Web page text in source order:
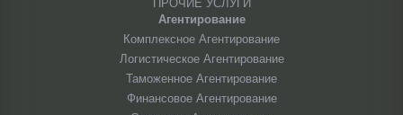
ПРОЧИЕ УСЛУГИ
Агентирование
Комплексное Агентирование
Логистическое Агентирование
Таможенное Агентирование
Финансовое Агентирование